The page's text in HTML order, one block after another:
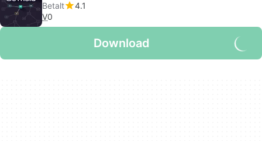
Betalt
4.1
V0
Download